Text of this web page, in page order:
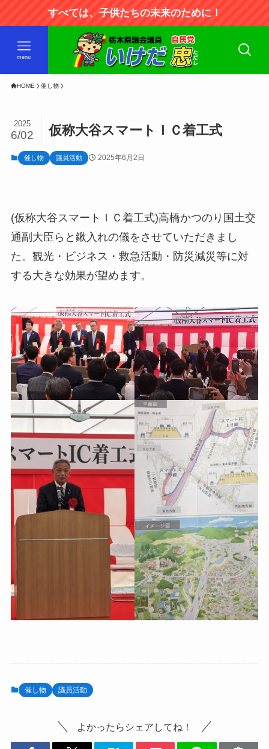
すべては、子供たちの未来のために！
menu
HOME 催し物
仮称大谷スマートＩＣ着工式
2025
6/02
催し物 議員活動 2025年6月2日
(仮称大谷スマートＩＣ着工式)高橋かつのり国土交
通副大臣らと鍬入れの儀をさせていただきまし
た。観光・ビジネス・救急活動・防災減災等に対
する大きな効果が望めます。
催し物 議員活動
よかったらシェアしてね！